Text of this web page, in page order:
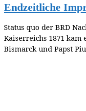
Endzeitliche
Status quo der BRD
Kaiserreichs 1871 kam
Bismarck und Papst